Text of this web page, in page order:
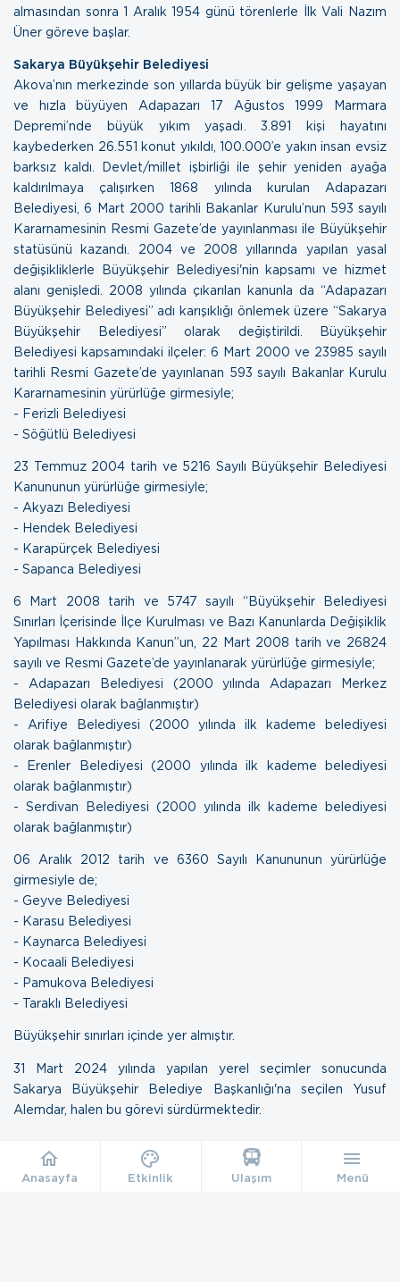
almasından sonra 1 Aralık 1954 günü törenlerle İlk Vali Nazım
Üner göreve başlar.
Sakarya Büyükşehir Belediyesi
Akova’nın merkezinde son yıllarda büyük bir gelişme yaşayan
ve hızla büyüyen Adapazarı 17 Ağustos 1999 Marmara
Depremi’nde büyük yıkım yaşadı. 3.891 kişi hayatını
kaybederken 26.551 konut yıkıldı, 100.000’e yakın insan evsiz
barksız kaldı. Devlet/millet işbirliği ile şehir yeniden ayağa
kaldırılmaya çalışırken 1868 yılında kurulan Adapazarı
Belediyesi, 6 Mart 2000 tarihli Bakanlar Kurulu’nun 593 sayılı
Kararnamesinin Resmi Gazete’de yayınlanması ile Büyükşehir
statüsünü kazandı. 2004 ve 2008 yıllarında yapılan yasal
değişikliklerle Büyükşehir Belediyesi'nin kapsamı ve hizmet
alanı genişledi. 2008 yılında çıkarılan kanunla da “Adapazarı
Büyükşehir Belediyesi” adı karışıklığı önlemek üzere “Sakarya
Büyükşehir Belediyesi” olarak değiştirildi. Büyükşehir
Belediyesi kapsamındaki ilçeler: 6 Mart 2000 ve 23985 sayılı
tarihli Resmi Gazete’de yayınlanan 593 sayılı Bakanlar Kurulu
Kararnamesinin yürürlüğe girmesiyle;
- Ferizli Belediyesi
- Söğütlü Belediyesi
23 Temmuz 2004 tarih ve 5216 Sayılı Büyükşehir Belediyesi
Kanununun yürürlüğe girmesiyle;
- Akyazı Belediyesi
- Hendek Belediyesi
- Karapürçek Belediyesi
- Sapanca Belediyesi
6 Mart 2008 tarih ve 5747 sayılı “Büyükşehir Belediyesi
Sınırları İçerisinde İlçe Kurulması ve Bazı Kanunlarda Değişiklik
Yapılması Hakkında Kanun”un, 22 Mart 2008 tarih ve 26824
sayılı ve Resmi Gazete’de yayınlanarak yürürlüğe girmesiyle;
- Adapazarı Belediyesi (2000 yılında Adapazarı Merkez
Belediyesi olarak bağlanmıştır)
- Arifiye Belediyesi (2000 yılında ilk kademe belediyesi
olarak bağlanmıştır)
- Erenler Belediyesi (2000 yılında ilk kademe belediyesi
olarak bağlanmıştır)
- Serdivan Belediyesi (2000 yılında ilk kademe belediyesi
olarak bağlanmıştır)
06 Aralık 2012 tarih ve 6360 Sayılı Kanununun yürürlüğe
girmesiyle de;
- Geyve Belediyesi
- Karasu Belediyesi
- Kaynarca Belediyesi
- Kocaali Belediyesi
- Pamukova Belediyesi
- Taraklı Belediyesi
Büyükşehir sınırları içinde yer almıştır.
31 Mart 2024 yılında yapılan yerel seçimler sonucunda
Sakarya Büyükşehir Belediye Başkanlığı'na seçilen Yusuf
Alemdar, halen bu görevi sürdürmektedir.
Anasayfa Etkinlik Ulaşım Menü